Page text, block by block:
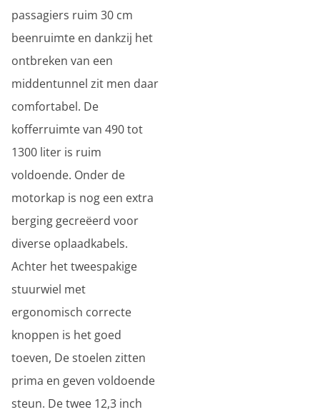
passagiers ruim 30 cm
beenruimte en dankzij het
ontbreken van een
middentunnel zit men daar
comfortabel. De
kofferruimte van 490 tot
1300 liter is ruim
voldoende. Onder de
motorkap is nog een extra
berging gecreëerd voor
diverse oplaadkabels.
Achter het tweespakige
stuurwiel met
ergonomisch correcte
knoppen is het goed
toeven, De stoelen zitten
prima en geven voldoende
steun. De twee 12,3 inch